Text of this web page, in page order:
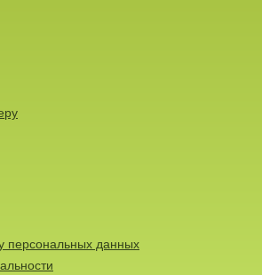
персональных данных